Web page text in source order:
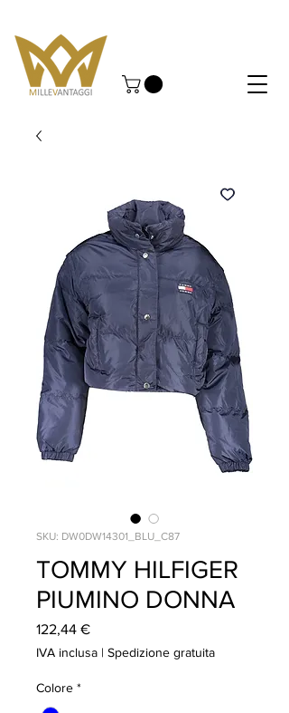
SKU: DW0DW14301_BLU_C87
TOMMY HILFIGER
PIUMINO DONNA
122,44 €Prezzo
IVA inclusa | Spedizione gratuita
Colore *